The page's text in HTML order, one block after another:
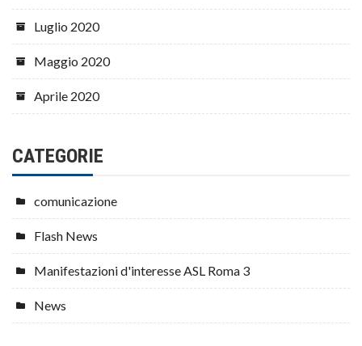
Luglio 2020
Maggio 2020
Aprile 2020
CATEGORIE
comunicazione
Flash News
Manifestazioni d'interesse ASL Roma 3
News